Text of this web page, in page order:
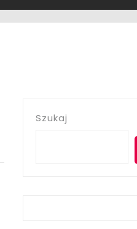
Szukaj